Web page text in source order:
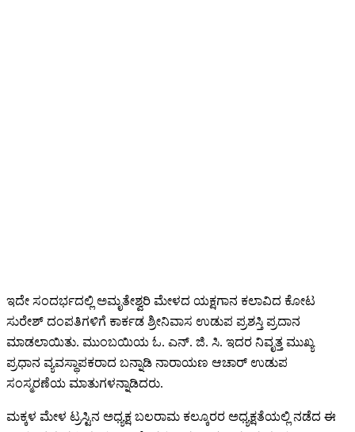
ಇದೇ ಸಂದರ್ಭದಲ್ಲಿ ಅಮೃತೇಶ್ವರಿ ಮೇಳದ ಯಕ್ಷಗಾನ ಕಲಾವಿದ ಕೋಟ
ಸುರೇಶ್ ದಂಪತಿಗಳಿಗೆ ಕಾರ್ಕಡ ಶ್ರೀನಿವಾಸ ಉಡುಪ ಪ್ರಶಸ್ತಿ ಪ್ರದಾನ
ಮಾಡಲಾಯಿತು. ಮುಂಬಯಿಯ ಓ. ಎನ್. ಜಿ. ಸಿ. ಇದರ ನಿವೃತ್ತ ಮುಖ್ಯ
ಪ್ರಧಾನ ವ್ಯವಸ್ಥಾಪಕರಾದ ಬನ್ನಾಡಿ ನಾರಾಯಣ ಆಚಾರ್ ಉಡುಪ
ಸಂಸ್ಮರಣೆಯ ಮಾತುಗಳನ್ನಾಡಿದರು.
ಮಕ್ಕಳ ಮೇಳ ಟ್ರಸ್ಟಿನ ಅಧ್ಯಕ್ಷ ಬಲರಾಮ ಕಲ್ಕೂರರ ಅಧ್ಯಕ್ಷತೆಯಲ್ಲಿ ನಡೆದ ಈ